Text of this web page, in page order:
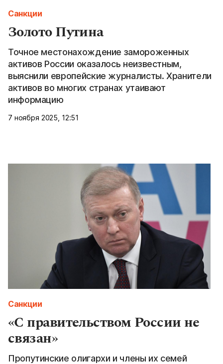
Санкции
Золото Путина
Точное местонахождение замороженных
активов России оказалось неизвестным,
выяснили европейские журналисты. Хранители
активов во многих странах утаивают
информацию
7 ноября 2025, 12:51
Санкции
«С правительством России не
связан»
Пропутинские олигархи и члены их семей